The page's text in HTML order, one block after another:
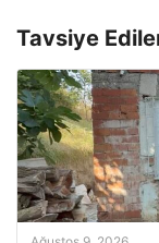
Tavsiye